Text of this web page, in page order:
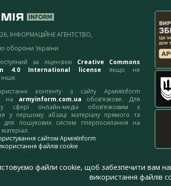
ІНФОРМАЦІЙНЕ АГЕНТСТВО,
оборони України
за ліцензією Creative Commons
4.0 International license якщо не
контенту з сайту АрміяInform
на armyinform.com.ua обов’язкове. Для
у сфері онлайн-медіа обов’язковим є
у першому абзаці матеріалу прямого та
для пошукових систем гіперпосилання на
сайтом АрміяInform
файлів cookie
файли cookie, щоб забезпечити вам
використання файлів